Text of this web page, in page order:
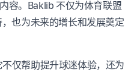
容。Baklib 不仅为体育联盟
也为未来的增长和发展奠定
仅帮助提升球迷体验，还为